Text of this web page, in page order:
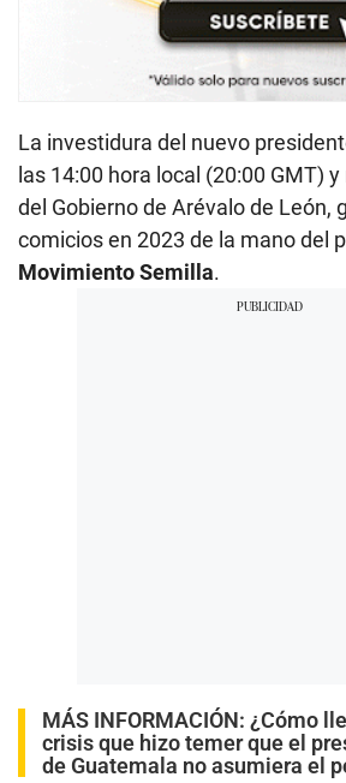
La investidura del nuevo
las 14:00 hora local (20:00 GMT)
del Gobierno de Arévalo de León,
comicios en 2023 de la mano del
Movimiento Semilla.
MÁS INFORMACIÓN: ¿Cómo
crisis que hizo temer que el
de Guatemala no asumiera el